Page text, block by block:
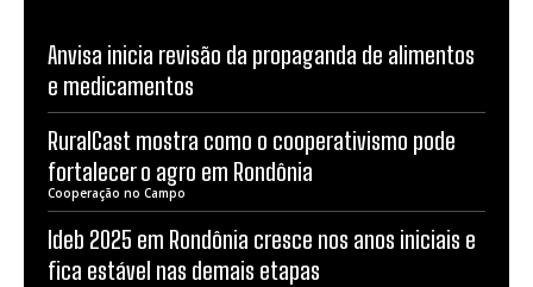
Anvisa inicia revisão da propaganda de alimentos
e medicamentos
RuralCast mostra como o cooperativismo pode
fortalecer o agro em Rondônia
Cooperação no Campo
Ideb 2025 em Rondônia cresce nos anos iniciais e
fica estável nas demais etapas